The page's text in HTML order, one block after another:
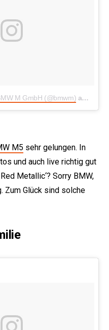
M GmbH (@bmwm) am
M5 sehr gelungen. In
und auch live richtig gut
Metallic‘? Sorry BMW,
Zum Glück sind solche